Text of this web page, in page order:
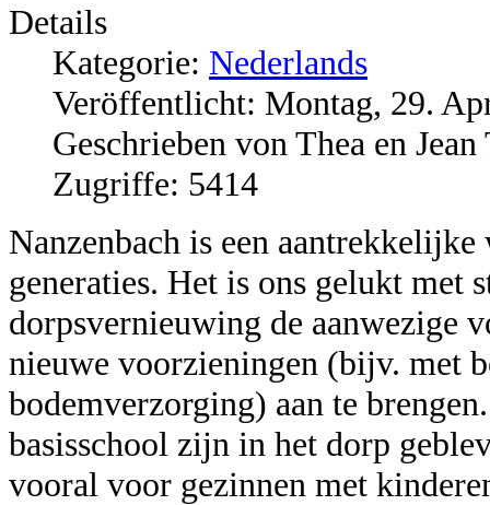
Details
Kategorie: Nederlands
Veröffentlicht: Montag, 29.
Geschrieben von Thea en
Zugriffe: 5414
Nanzenbach is een
generaties. Het is ons gelukt met
dorpsvernieuwing de aanwezige
nieuwe voorzieningen (bijv. met
bodemverzorging) aan te
basisschool zijn in het dorp
vooral voor gezinnen met